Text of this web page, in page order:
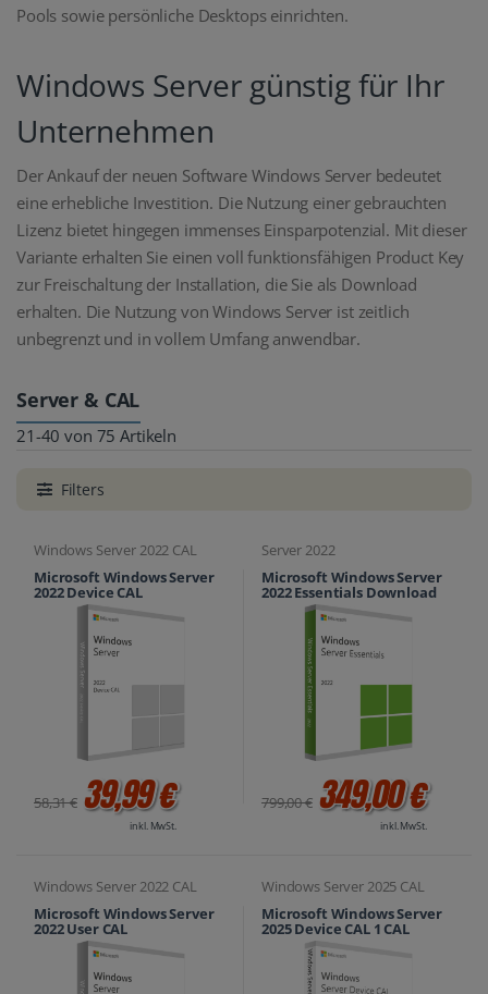
Pools sowie persönliche Desktops einrichten.
Windows Server günstig für Ihr
Unternehmen
Der Ankauf der neuen Software Windows Server bedeutet
eine erhebliche Investition. Die Nutzung einer gebrauchten
Lizenz bietet hingegen immenses Einsparpotenzial. Mit dieser
Variante erhalten Sie einen voll funktionsfähigen Product Key
zur Freischaltung der Installation, die Sie als Download
erhalten. Die Nutzung von Windows Server ist zeitlich
unbegrenzt und in vollem Umfang anwendbar.
Server & CAL
21-40 von 75 Artikeln
Filters
Windows Server 2022 CAL
Microsoft Windows Server
2022 Device CAL
58,31 € 39,99 €
inkl. MwSt.
Server 2022
Microsoft Windows Server
2022 Essentials Download
799,00 € 349,00 €
inkl. MwSt.
Windows Server 2022 CAL
Microsoft Windows Server
2022 User CAL
Windows Server 2025 CAL
Microsoft Windows Server
2025 Device CAL 1 CAL